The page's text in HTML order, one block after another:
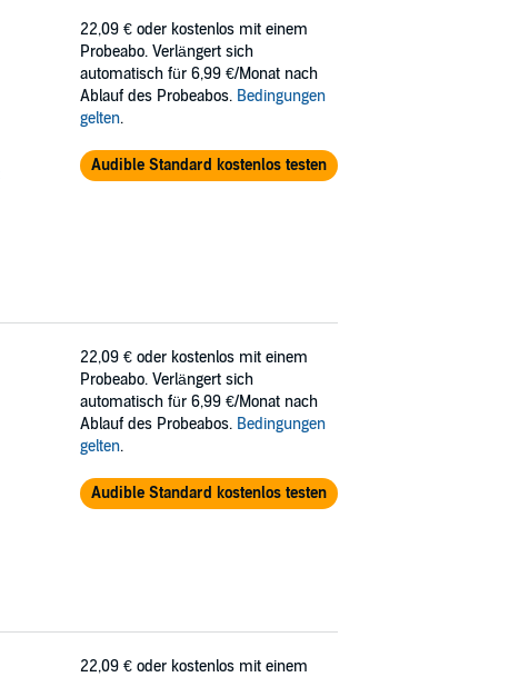
22,09 € oder kostenlos mit einem
Probeabo. Verlängert sich
automatisch für 6,99 €/Monat nach
Ablauf des Probeabos. Bedingungen
gelten.
Audible Standard kostenlos testen
22,09 € oder kostenlos mit einem
Probeabo. Verlängert sich
automatisch für 6,99 €/Monat nach
Ablauf des Probeabos. Bedingungen
gelten.
Audible Standard kostenlos testen
22,09 € oder kostenlos mit einem